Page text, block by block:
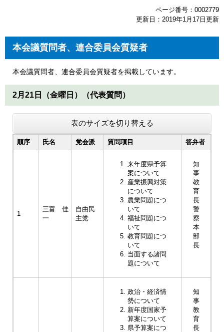
ページ番号：0002779
更新日：2019年1月17日更新
本会議質問者、連合委員会質疑者
本会議質問者、連合委員会質疑者を掲載しています。
2月21日（金曜日）（代表質問）
表のサイズを切り替える
順序 氏名 党会派 質問項目 答弁者
1
三富 佳
一
自由民
主党
来年度県予算
案について
産業振興対策
について
農業問題につ
いて
福祉問題につ
いて
教育問題につ
いて
当面する諸問
題について
知
事
教
育
長
警
察
本
部
長
政治・経済情
勢について
新年度国家予
算案について
県予算案につ
知
事
教
育
長